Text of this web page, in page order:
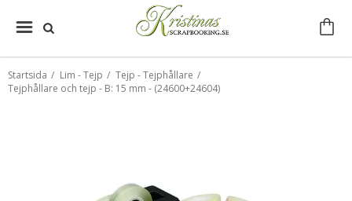
Startsida / Lim - Tejp / Tejp - Tejphållare /
Tejphållare och tejp - B: 15 mm - (24600+24604)